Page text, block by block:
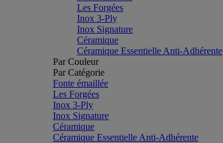
Les Forgées
Inox 3-Ply
Inox Signature
Céramique
Céramique Essentielle Anti-Adhérente
Par Couleur
Par Catégorie
Fonte émaillée
Les Forgées
Inox 3-Ply
Inox Signature
Céramique
Céramique Essentielle Anti-Adhérente